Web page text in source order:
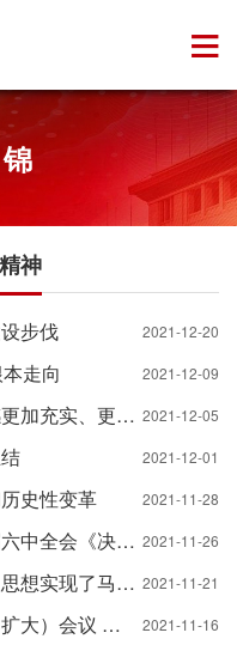
神
步伐 2021-12-20
走向 2021-12-09
使人民获得感、幸福感、安全感更加充实、更有保障、更可持续 2021-12-05
2021-12-01
史性变革 2021-11-28
从四个维度深刻认识党的十九届六中全会《决议》 2021-11-26
习近平新时代中国特色社会主义思想实现了马克思主义中国化新的飞跃（学习贯彻党的十九届六中全会精神） 2021-11-21
市委党校召开理论学习中心组（扩大）会议 传达学习贯彻党的十九届六中全会精神 2021-11-16